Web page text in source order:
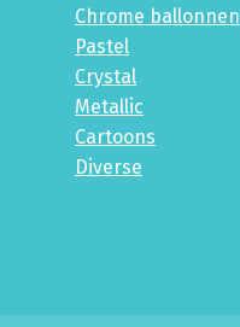
Chrome ballonnen
Pastel
Crystal
Metallic
Cartoons
Diverse